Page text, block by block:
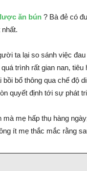
ăn bún ? Bà đẻ có
ta lại so sánh việc
trình rất gian nan,
bồi bổ thông qua chế
quyết định tới sự phát
mà mẹ hấp thụ hàng
ít mẹ thắc mắc rằng